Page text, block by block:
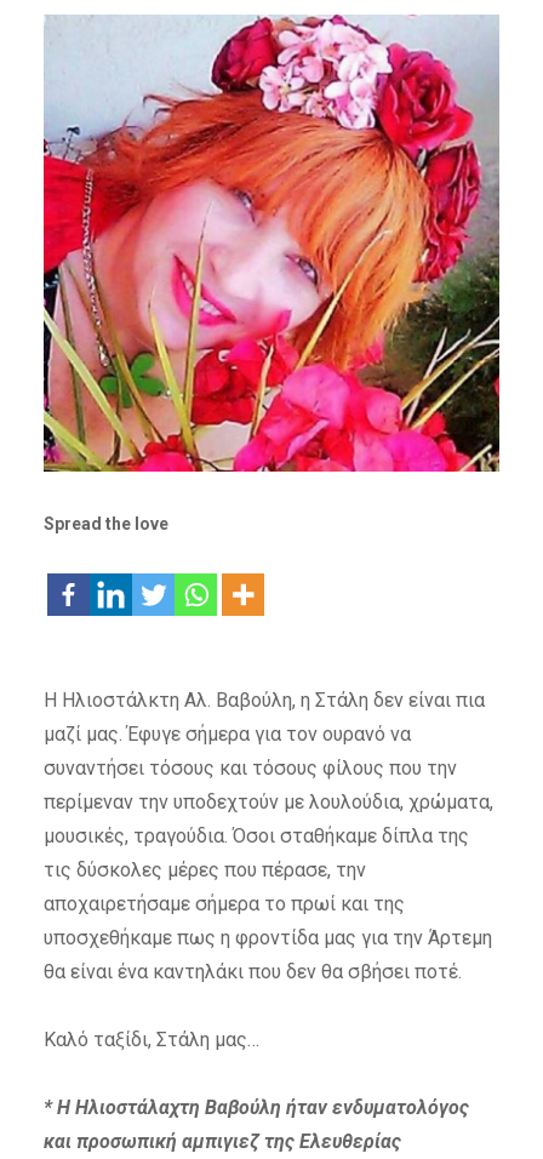
Spread the love
Η Ηλιοστάλκτη Αλ. Βαβούλη, η Στάλη δεν είναι πια
μαζί μας. Έφυγε σήμερα για τον ουρανό να
συναντήσει τόσους και τόσους φίλους που την
περίμεναν την υποδεχτούν με λουλούδια, χρώματα,
μουσικές, τραγούδια. Όσοι σταθήκαμε δίπλα της
τις δύσκολες μέρες που πέρασε, την
αποχαιρετήσαμε σήμερα το πρωί και της
υποσχεθήκαμε πως η φροντίδα μας για την Άρτεμη
θα είναι ένα καντηλάκι που δεν θα σβήσει ποτέ.
Καλό ταξίδι, Στάλη μας…
* Η Ηλιοστάλαχτη Βαβούλη ήταν ενδυματολόγος
και προσωπική αμπιγιεζ της Ελευθερίας